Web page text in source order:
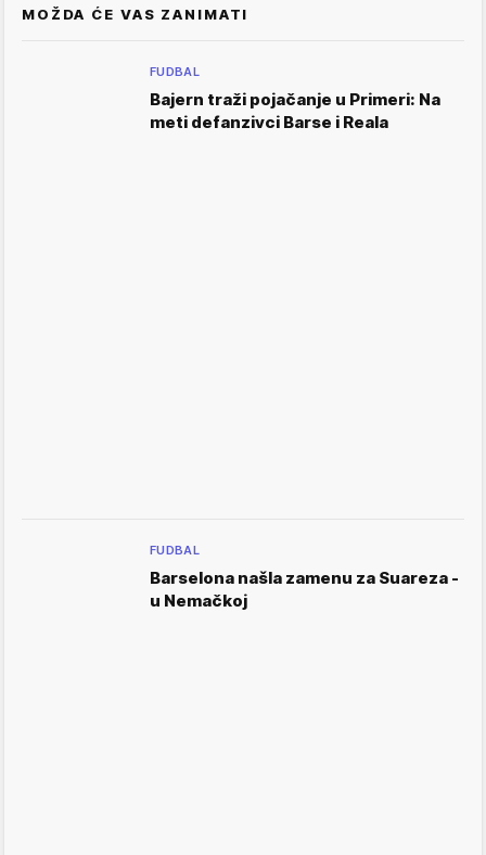
MOŽDA ĆE VAS ZANIMATI
FUDBAL
Bajern traži pojačanje u Primeri: Na
meti defanzivci Barse i Reala
FUDBAL
Barselona našla zamenu za Suareza -
u Nemačkoj